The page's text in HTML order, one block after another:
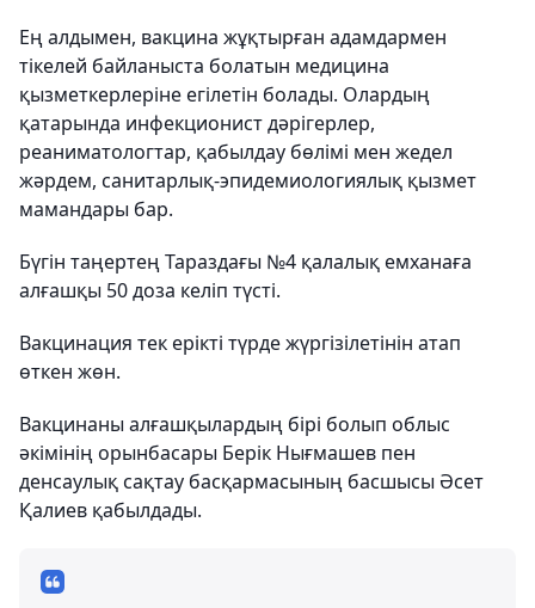
Ең алдымен, вакцина жұқтырған адамдармен
тікелей байланыста болатын медицина
қызметкерлеріне егілетін болады. Олардың
қатарында инфекционист дәрігерлер,
реаниматологтар, қабылдау бөлімі мен жедел
жәрдем, санитарлық-эпидемиологиялық қызмет
мамандары бар.
Бүгін таңертең Тараздағы №4 қалалық емханаға
алғашқы 50 доза келіп түсті.
Вакцинация тек ерікті түрде жүргізілетінін атап
өткен жөн.
Вакцинаны алғашқылардың бірі болып облыс
әкімінің орынбасары Берік Нығмашев пен
денсаулық сақтау басқармасының басшысы Әсет
Қалиев қабылдады.